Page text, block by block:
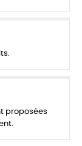
proposées